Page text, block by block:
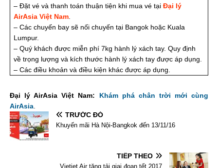
– Đặt vé và thanh toán thuận tiện khi mua vé tạiĐại lý
AirAsia Việt Nam.
– Các chuyến bay sẽ nối chuyến tại Bangok hoặc Kuala
Lumpur.
– Quý khách được miễn phí 7kg hành lý xách tay. Quy định
về trọng lượng và kích thước hành lý xách tay được áp dụng.
– Các điều khoản và điều kiện khác được áp dụng.
Đại lý AirAsia Việt Nam:
Khám phá chân trời mới cùng
AirAsia.
TRƯỚC ĐÓ
Khuyến mãi Hà Nội-Bangkok đến 13/11/16
TIẾP THEO
Vietjet Air tăng tải giai đoạn tết 2017